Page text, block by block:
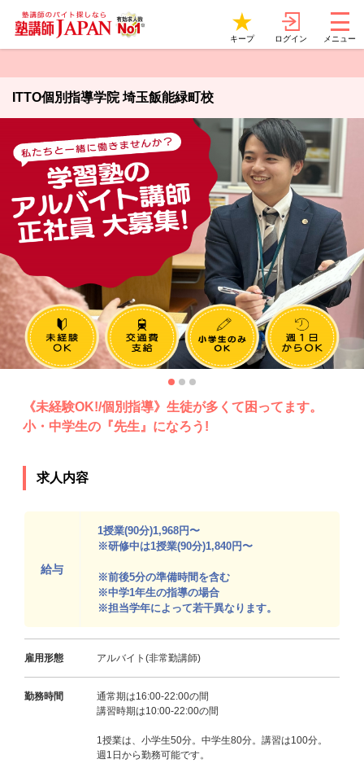
キープ ログイン メニュー
ITTO個別指導学院 埼玉飯能緑町校
《未経験OK!/個別指導》生徒が多くて困ってます。
小・中学生の『先生』になろう!
求人内容
給与
1授業(90分)1,968円〜
※研修中は1授業(90分)1,840円〜
※前後5分の準備時間を含む
※中学1年生の指導の場合
※担当学年によって若干異なります。
雇用形態 アルバイト(非常勤講師)
勤務時間
通常期は16:00-22:00の間
講習時期は10:00-22:00の間
1授業は、小学生50分。中学生80分。講習は100分。
週1日から勤務可能です。